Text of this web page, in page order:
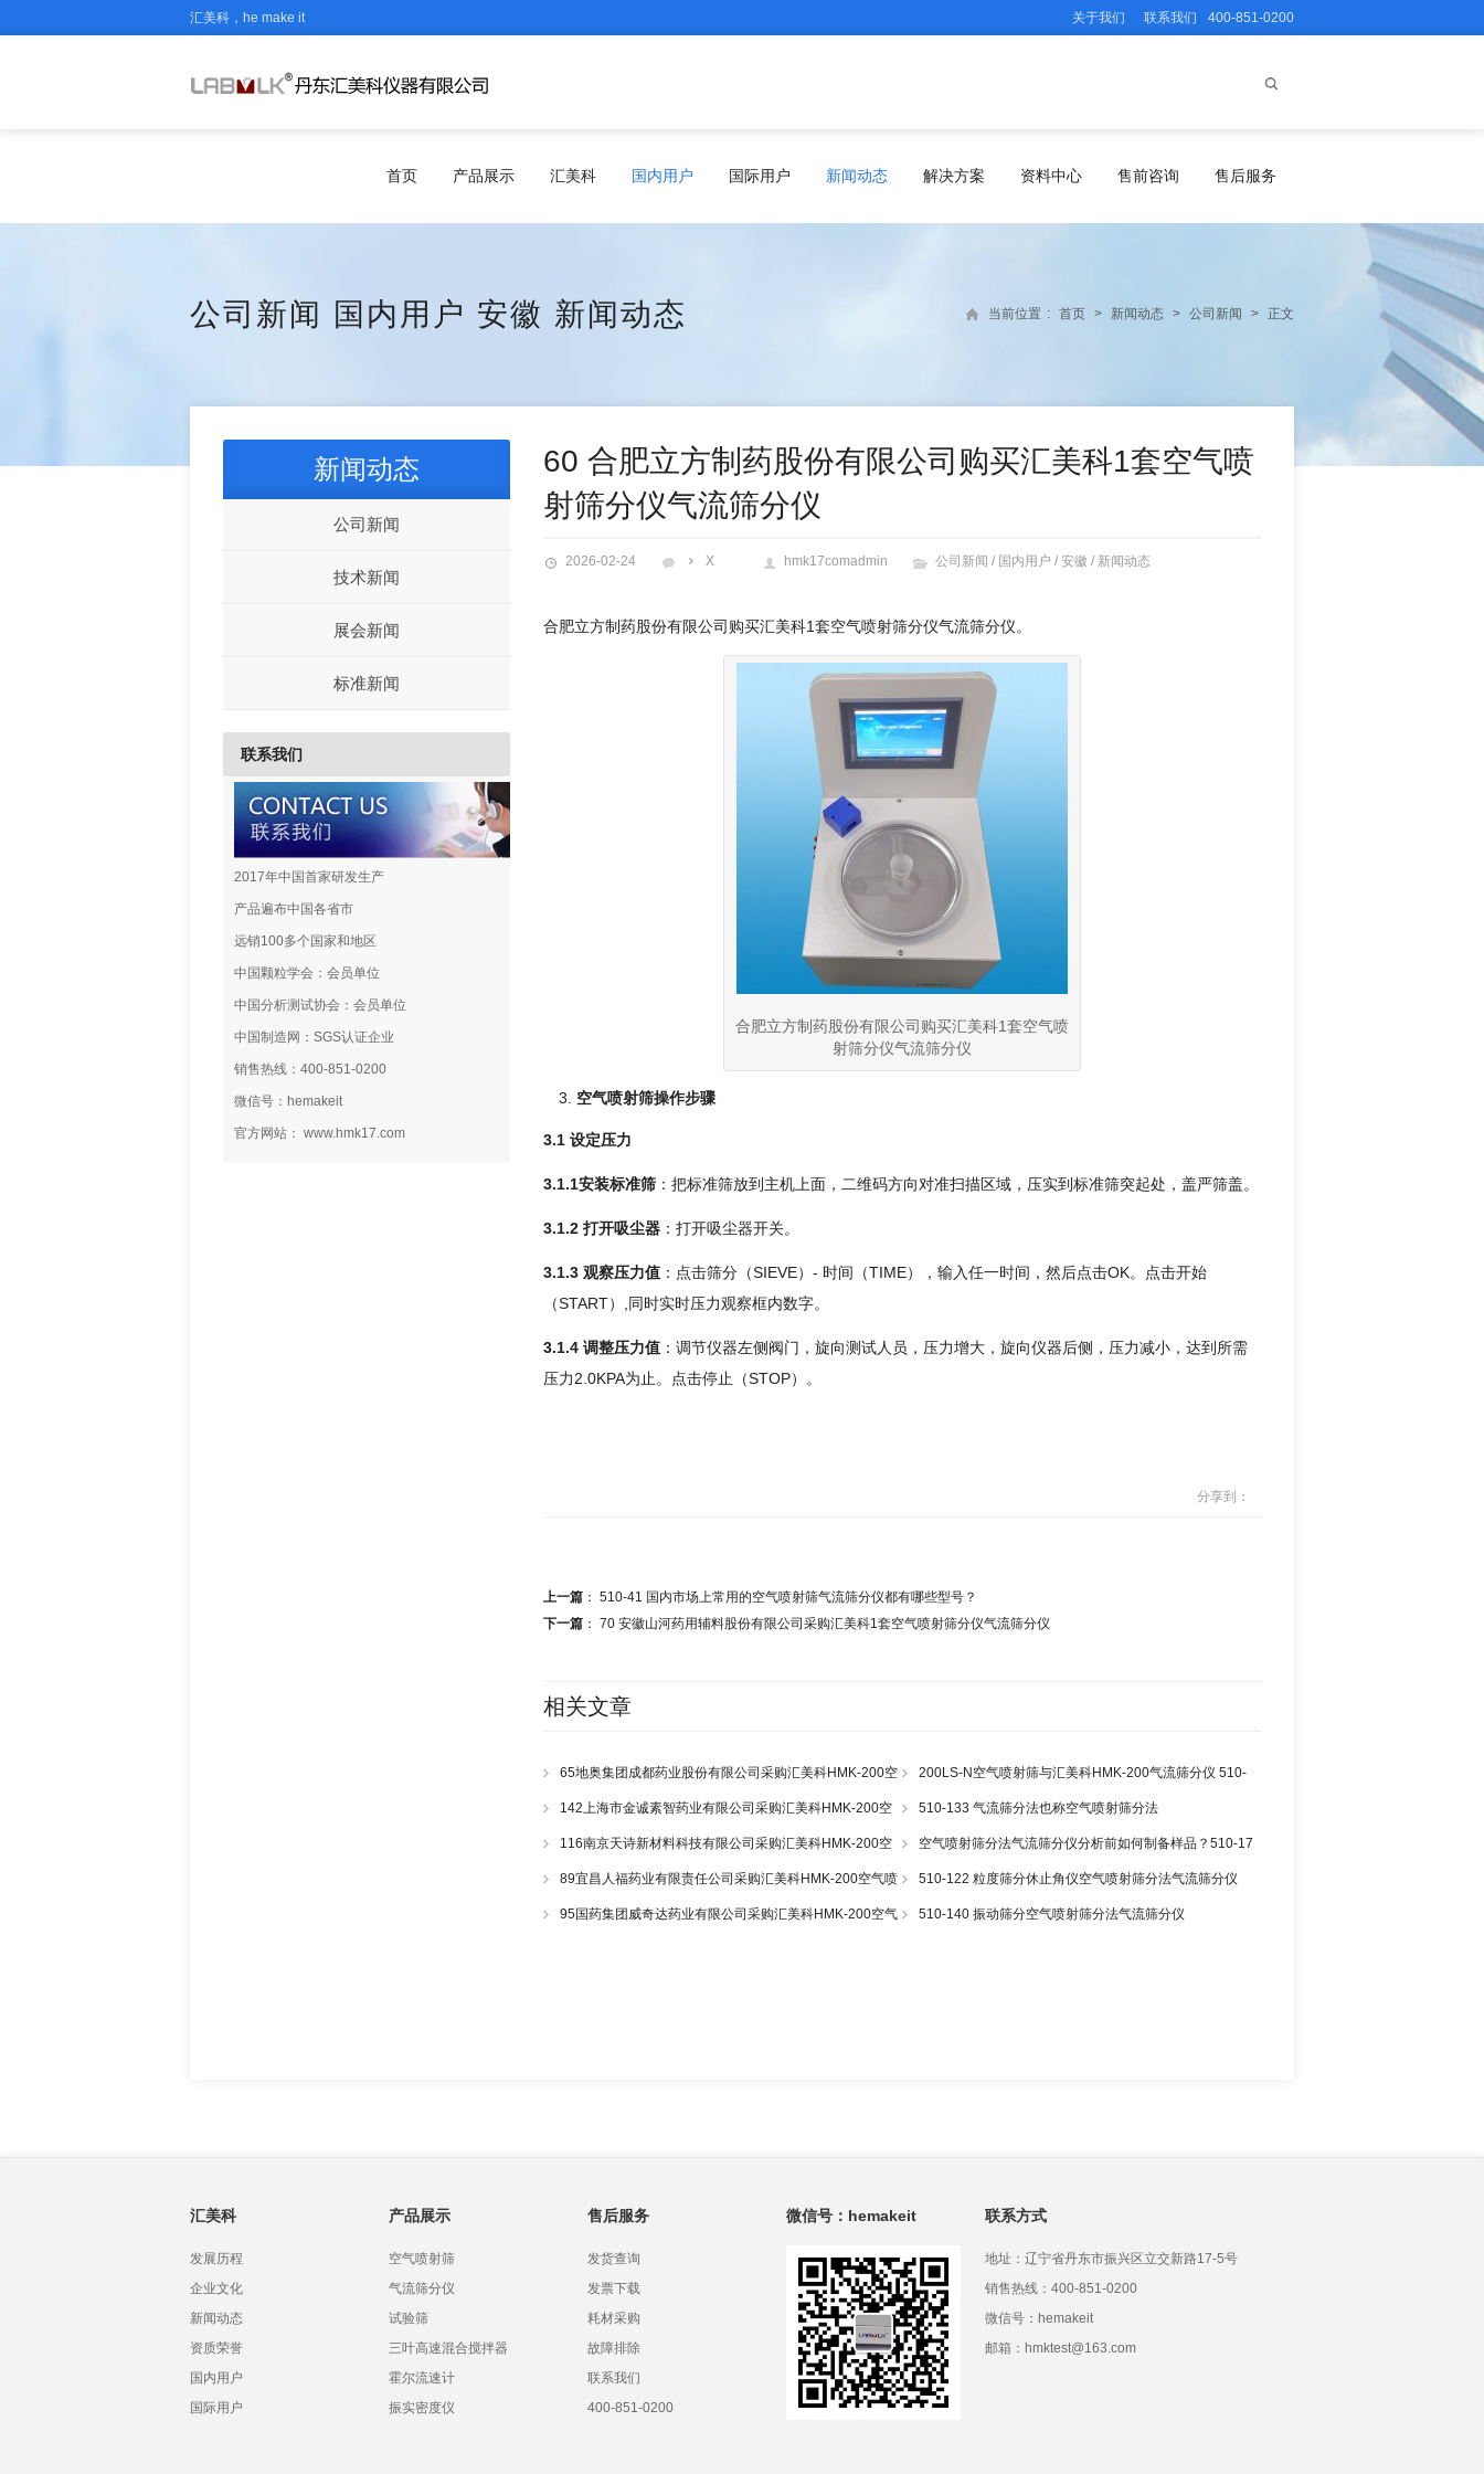
汇美科，he make it 关于我们 联系我们 400-851-0200
首页 产品展示 汇美科 国内用户 国际用户 新闻动态 解决方案 资料中心 售前咨询 售后服务
公司新闻 国内用户 安徽 新闻动态 当前位置 : 首页 > 新闻动态 > 公司新闻 > 正文
60 合肥立方制药股份有限公司购买汇美科1套空气喷
射筛分仪气流筛分仪
2026-02-24 X hmk17comadmin 公司新闻 / 国内用户 / 安徽 / 新闻动态
合肥立方制药股份有限公司购买汇美科1套空气喷射筛分仪气流筛分仪。
合肥立方制药股份有限公司购买汇美科1套空气喷
射筛分仪气流筛分仪
空气喷射筛操作步骤
3.1 设定压力
3.1.1安装标准筛 ：把标准筛放到主机上面，二维码方向对准扫描区域，压实到标准筛突起处，盖严筛盖。
3.1.2 打开吸尘器 ：打开吸尘器开关。
3.1.3 观察压力值 ：点击筛分（SIEVE）- 时间（TIME），输入任一时间，然后点击OK。点击开始
（START）,同时实时压力观察框内数字。
3.1.4 调整压力值 ：调节仪器左侧阀门，旋向测试人员，压力增大，旋向仪器后侧，压力减小，达到所需
压力2.0KPA为止。点击停止（STOP）。
分享到：
上一篇 ： 510-41 国内市场上常用的空气喷射筛气流筛分仪都有哪些型号？
下一篇 ： 70 安徽山河药用辅料股份有限公司采购汇美科1套空气喷射筛分仪气流筛分仪
相关文章
65地奥集团成都药业股份有限公司采购汇美科HMK-200空
气喷射筛一套
200LS-N空气喷射筛与汇美科HMK-200气流筛分仪 510-
142上海市金诚素智药业有限公司采购汇美科HMK-200空
气喷射筛一套
510-133 气流筛分法也称空气喷射筛分法
116南京天诗新材料科技有限公司采购汇美科HMK-200空
气喷射筛一套
空气喷射筛分法气流筛分仪分析前如何制备样品？510-17
89宜昌人福药业有限责任公司采购汇美科HMK-200空气喷
射筛一套
510-122 粒度筛分休止角仪空气喷射筛分法气流筛分仪
95国药集团威奇达药业有限公司采购汇美科HMK-200空气
510-140 振动筛分空气喷射筛分法气流筛分仪
新闻动态
公司新闻
技术新闻
展会新闻
标准新闻
联系我们
2017年中国首家研发生产
产品遍布中国各省市
远销100多个国家和地区
中国颗粒学会：会员单位
中国分析测试协会：会员单位
中国制造网：SGS认证企业
销售热线：400-851-0200
微信号：hemakeit
官方网站： www.hmk17.com
汇美科
发展历程
企业文化
新闻动态
资质荣誉
国内用户
国际用户
产品展示
空气喷射筛
气流筛分仪
试验筛
三叶高速混合搅拌器
霍尔流速计
振实密度仪
售后服务
发货查询
发票下载
耗材采购
故障排除
联系我们
400-851-0200
微信号：hemakeit 联系方式
地址：辽宁省丹东市振兴区立交新路17-5号
销售热线：400-851-0200
微信号：hemakeit
邮箱：hmktest@163.com